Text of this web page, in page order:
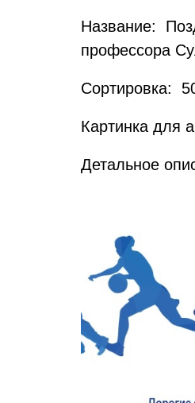
Название:
профессора
Сортировка:
Картинка для
Детальное